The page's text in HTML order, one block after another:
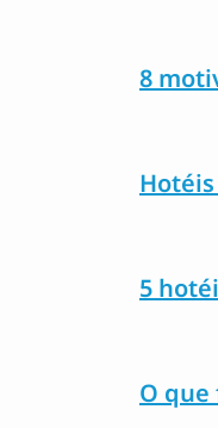
8
5
O que